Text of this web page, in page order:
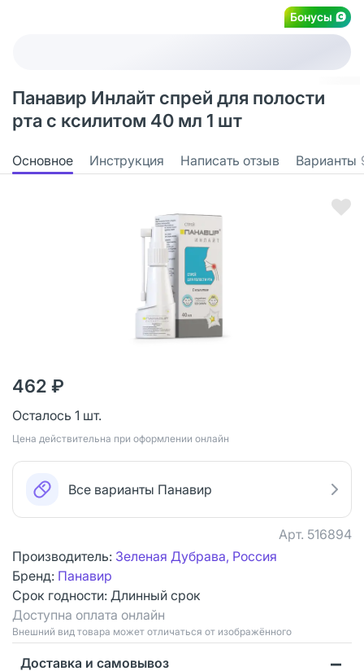
Бонусы
Панавир Инлайт спрей для полости
рта с ксилитом 40 мл 1 шт
Основное Инструкция Написать отзыв Варианты
462 ₽
Осталось 1 шт.
Цена действительна при оформлении онлайн
Все варианты Панавир
Арт. 516894
Производитель: Зеленая Дубрава, Россия
Бренд: Панавир
Срок годности: Длинный срок
Доступна оплата онлайн
Bнешний вид товара может отличаться от изображённого
Доставка и самовывоз